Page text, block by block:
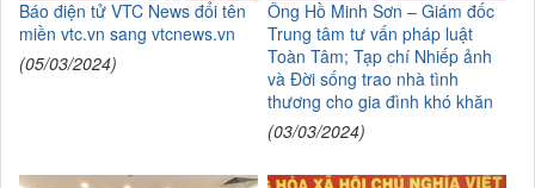
Báo điện tử VTC News đổi tên
miền vtc.vn sang vtcnews.vn
(05/03/2024)
Ông Hồ Minh Sơn – Giám đốc
Trung tâm tư vấn pháp luật
Toàn Tâm; Tạp chí Nhiếp ảnh
và Đời sống trao nhà tình
thương cho gia đình khó khăn
(03/03/2024)